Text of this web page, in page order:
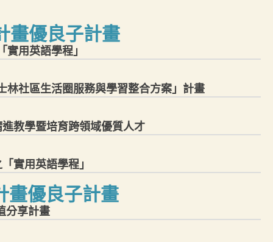
畫優良子計畫
用英語學程」
林社區生活圈服務與學習整合方案」計畫
教學暨培育跨領域優質人才
實用英語學程」
畫優良子計畫
分享計畫